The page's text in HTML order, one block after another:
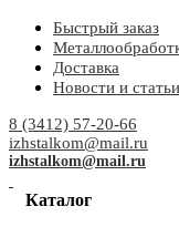
Быстрый заказ
Доставка
Новости и статьи
8 (3412) 57-20-66
izhstalkom@mail.ru
izhstalkom@mail.ru
Каталог